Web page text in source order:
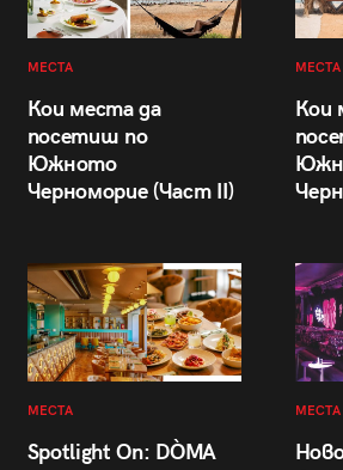
МЕСТА
Кои места да
посетиш по
Южното
Черноморие (Част II)
МЕСТА
Кои
МЕСТА
Spotlight On: DÒMA
МЕСТА